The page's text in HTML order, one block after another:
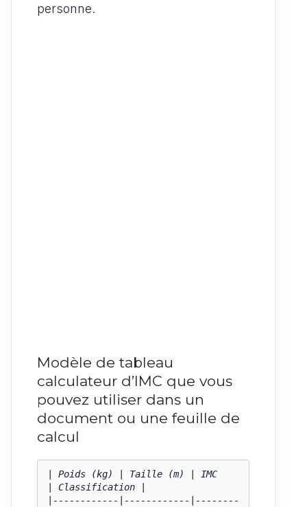
personne.
Modèle de tableau
calculateur d’IMC que vous
pouvez utiliser dans un
document ou une feuille de
calcul
| Poids (kg) | Taille (m) | IMC
| Classification |
|------------|------------|--------